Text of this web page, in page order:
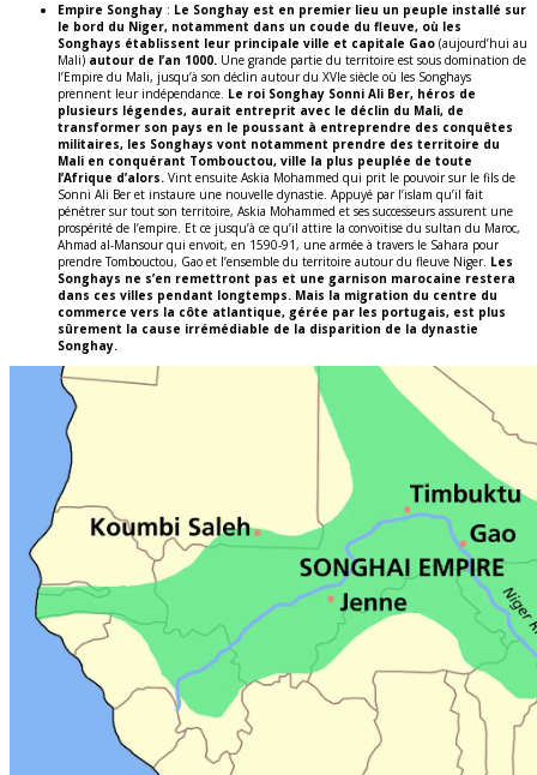
Empire Songhay : Le Songhay est en premier lieu un peuple installé sur
le bord du Niger, notamment dans un coude du fleuve, où les
Songhays établissent leur principale ville et capitale Gao (aujourd’hui au
Mali) autour de l’an 1000. Une grande partie du territoire est sous domination de
l’Empire du Mali, jusqu’à son déclin autour du XVIe siècle où les Songhays
prennent leur indépendance. Le roi Songhay Sonni Ali Ber, héros de
plusieurs légendes, aurait entreprit avec le déclin du Mali, de
transformer son pays en le poussant à entreprendre des conquêtes
militaires, les Songhays vont notamment prendre des territoire du
Mali en conquérant Tombouctou, ville la plus peuplée de toute
l’Afrique d’alors. Vint ensuite Askia Mohammed qui prit le pouvoir sur le fils de
Sonni Ali Ber et instaure une nouvelle dynastie. Appuyé par l’islam qu’il fait
pénétrer sur tout son territoire, Askia Mohammed et ses successeurs assurent une
prospérité de l’empire. Et ce jusqu’à ce qu’il attire la convoitise du sultan du Maroc,
Ahmad al-Mansour qui envoit, en 1590-91, une armée à travers le Sahara pour
prendre Tombouctou, Gao et l’ensemble du territoire autour du fleuve Niger. Les
Songhays ne s’en remettront pas et une garnison marocaine restera
dans ces villes pendant longtemps. Mais la migration du centre du
commerce vers la côte atlantique, gérée par les portugais, est plus
sûrement la cause irrémédiable de la disparition de la dynastie
Songhay.